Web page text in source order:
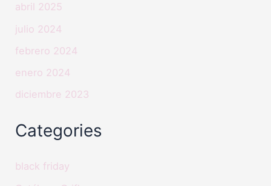
abril 2025
julio 2024
febrero 2024
enero 2024
diciembre 2023
Categories
black friday